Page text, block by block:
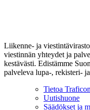
Liikenne- ja
viestinnän yhteydet ja
kestävästi. Edistämme
palveleva lupa-, rekisteri-
Tietoa
Uutishuone
Säädökset ja